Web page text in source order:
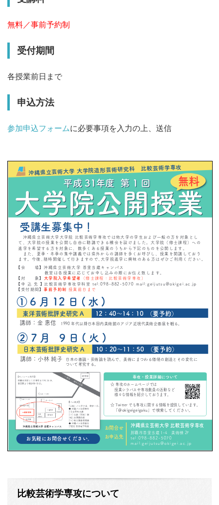
無料／事前予約制
受付期間
各授業前日まで
申込方法
参加申込フォームに必要事項を入力の上、送信
比較芸術学専攻について